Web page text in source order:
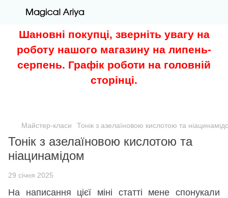
Шановні покупці, зверніть увагу на
роботу нашого магазину на липень-
серпень. Графік роботи на головній
сторінці.
Майстер-класи Тонік з азелаїновою кислотою та
Тонік з азелаїновою кислотою та
ніацинамідом
29 січня 2025
На написання цієї міні статті мене спонукали